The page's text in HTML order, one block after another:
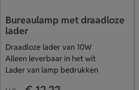
Bureaulamp met draadloze
lader
Draadloze lader van 10W
Alleen leverbaar in het wit
Lader van lamp bedrukken